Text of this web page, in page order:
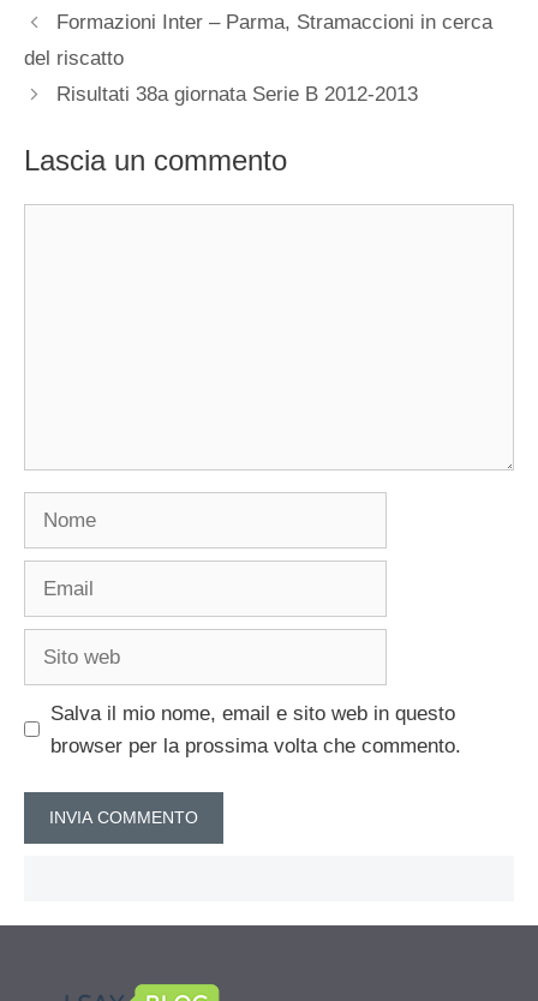
Formazioni Inter – Parma, Stramaccioni in cerca
del riscatto
Risultati 38a giornata Serie B 2012-2013
Lascia un commento
Nome
Email
Sito
Salva il mio nome, email e sito web in questo
browser per la prossima volta che commento.